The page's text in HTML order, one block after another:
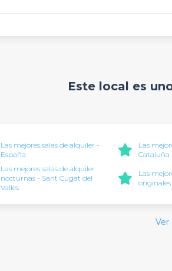
Este local es
Las mejores salas de alquiler -
España
Las
Cataluña
Las mejores salas de alquiler
nocturnas - Sant Cugat del
Vallès
Las
Ver